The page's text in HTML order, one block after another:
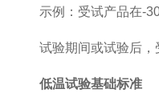
示例：受试产品在-
试验期间或试验后
低温试验基础标准